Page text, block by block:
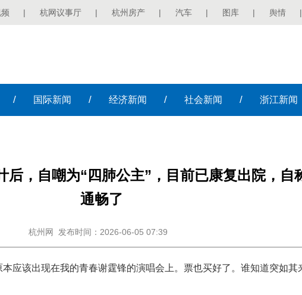
| 杭网议事厅 | 杭州房产 | 汽车 | 图库 | 舆情 |
/ 国际新闻 / 经济新闻 / 社会新闻 / 浙江新闻
后，自嘲为“四肺公主”，目前已康复出院，自
通畅了
杭州网 发布时间：2026-06-05 07:39
应该出现在我的青春谢霆锋的演唱会上。票也买好了。谁知道突如其